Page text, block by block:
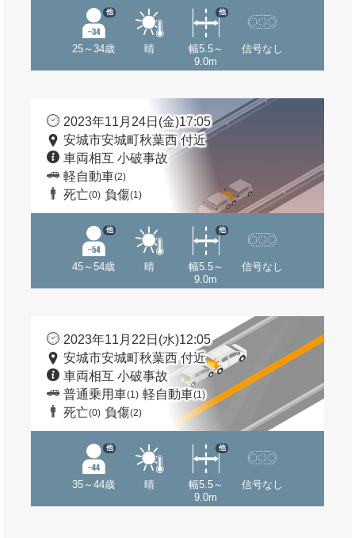
25～34歳
他
晴
幅5.5～
9.0m
他
信号なし
2023年11月24日(金)17:05
安城市安城町秋葉西 付近
車両相互 小破事故
軽自動車(2)
死亡(0) 負傷(1)
45～54歳
他
晴
幅5.5～
9.0m
他
信号なし
2023年11月22日(水)12:05
安城市安城町秋葉西 付近
車両相互 小破事故
普通乗用車(1) 軽自動車(1)
死亡(0) 負傷(2)
35～44歳
他
晴
幅5.5～
9.0m
他
信号なし